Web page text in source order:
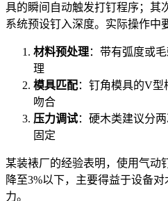
具的瞬间自动触发打钉程序；其
系统预设钉入深度。实际操作中
材料预处理：带有弧度或
理
模具匹配：钉角模具的V
吻合
压力调试：硬木类建议分
固定
某装裱厂的经验表明，使用气动
降至3%以下，主要得益于设备
力。